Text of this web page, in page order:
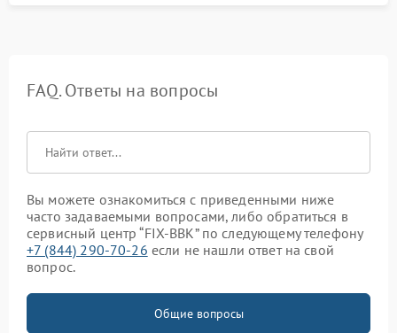
FAQ. Ответы на вопросы
Вы можете ознакомиться с приведенными ниже
часто задаваемыми вопросами, либо обратиться в
сервисный центр “FIX-BBK” по следующему телефону
+7 (844) 290-70-26 если не нашли ответ на свой
вопрос.
Общие вопросы